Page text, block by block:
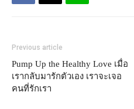
Previous article
Pump Up the Healthy Love เมื่อ
เรากลับมารักตัวเอง เราจะเจอ
คนที่รักเรา